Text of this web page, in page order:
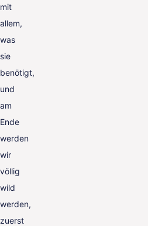
mit
allem,
was
sie
benötigt,
und
am
Ende
werden
wir
völlig
wild
werden,
zuerst